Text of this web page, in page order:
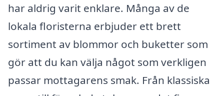
har aldrig varit enklare. Många av de
lokala floristerna erbjuder ett brett
sortiment av blommor och buketter som
gör att du kan välja något som verkligen
passar mottagarens smak. Från klassiska